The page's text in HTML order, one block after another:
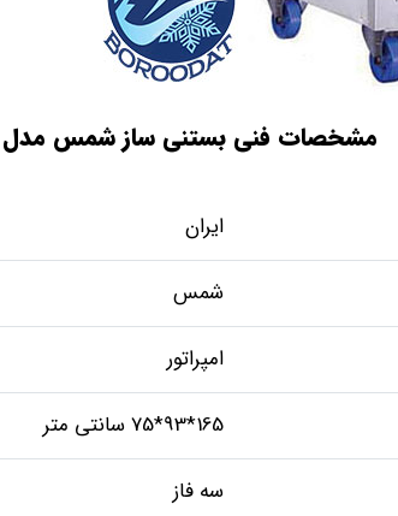
مشخصات فنی بستنی ساز شمس مدل
ایران
شمس
امپراتور
165*93*75 سانتی متر
سه فاز